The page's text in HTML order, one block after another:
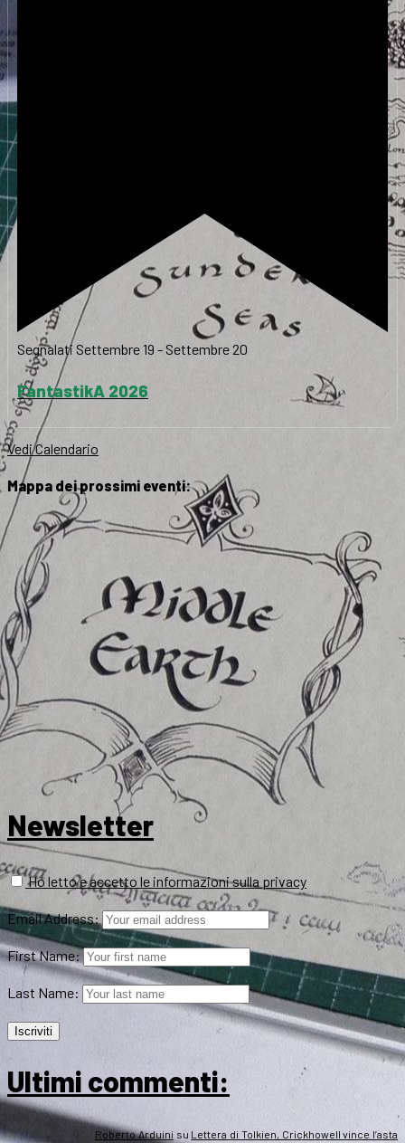
Segnalati Settembre 19 - Settembre 20
FantastikA 2026
Vedi Calendario
Mappa dei prossimi eventi:
Newsletter
Ho letto e accetto le informazioni sulla privacy
Email Address:
First Name:
Last Name:
Ultimi commenti:
Roberto Arduini su Lettera di Tolkien, Crickhowell vince l’asta